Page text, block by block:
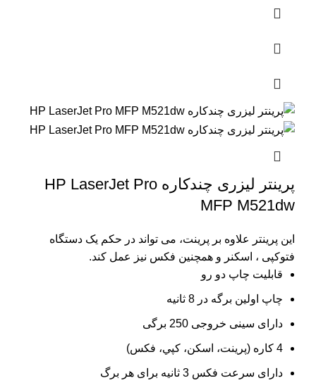
پرینتر لیزری چندکاره HP LaserJet Pro
MFP M521dw
این پرینتر علاوه بر پرینت، می تواند در حکم یک دستگاه
فتوکپی ، اسکنر و همچنین فکس نیز عمل کند.
قابلیت چاپ دو رو
چاپ اولین برگه در 8 ثانیه
دارای سینی خروجی 250 برگی
4 کاره (پرينت، اسکن، کپي، فکس)
دارای سرعت فکس 3 ثانیه برای هر برگ